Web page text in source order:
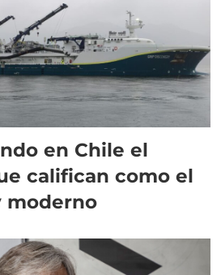
en Chile el
califican como el
moderno